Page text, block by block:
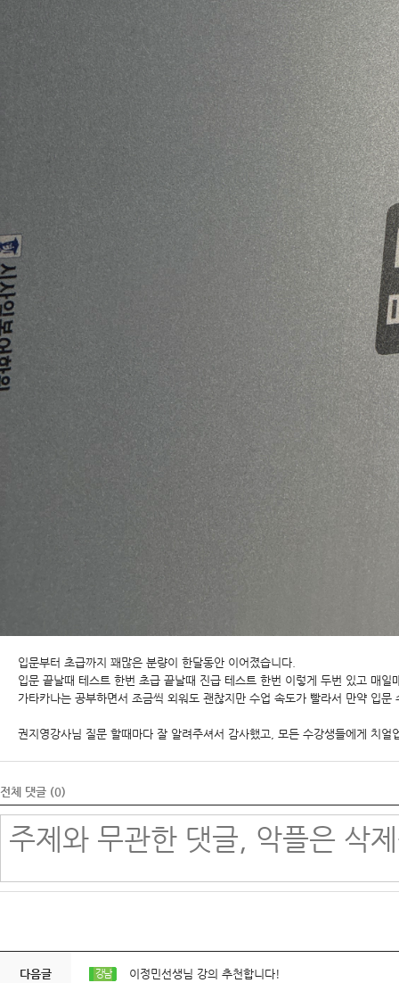
입문부터 초급까지 꽤많은 분량이 한달동안 이어졌습니다.
입문 끝날때 테스트 한번 초급 끝날때 진급 테스트 한번 이렇게 두번 있고 매
가타카나는 공부하면서 조금씩 외워도 괜찮지만 수업 속도가 빨라서 만약 입
권지영강사님 질문 할때마다 잘 알려주셔서 감사했고, 모든 수강생들에게 치얼
전체 댓글 (0)
다음글 강남 이정민선생님 강의 추천합니다!